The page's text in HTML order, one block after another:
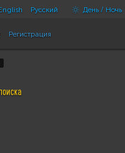
Русский День / Ночь
Регистрация